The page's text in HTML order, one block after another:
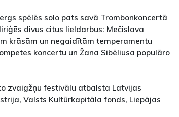
spēlēs solo pats savā Trombonkoncertā
divus citus lieldarbus: Mečislava
krāsām un negaidītām temperamentu
koncertu un Žana Sibēliusa populāro
zvaigžņu festivālu atbalsta Latvijas
Valsts Kultūrkapitāla fonds, Liepājas